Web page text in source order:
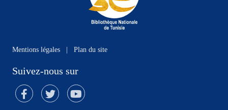
Mentions légales Plan du site
Suivez-nous sur